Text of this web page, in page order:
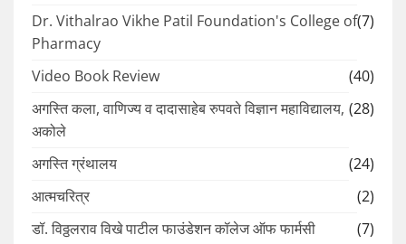
Dr. Vithalrao Vikhe Patil Foundation's College of
Pharmacy
(7)
Video Book Review
(40)
अगस्ति कला, वाणिज्य व दादासाहेब रुपवते विज्ञान महाविद्यालय,
अकोले
(28)
अगस्ति ग्रंथालय
(24)
आत्मचरित्र
(2)
डॉ. विठ्ठलराव विखे पाटील फाउंडेशन कॉलेज ऑफ फार्मसी
(7)